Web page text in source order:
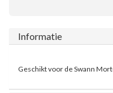
Informatie
Geschikt voor de Swann